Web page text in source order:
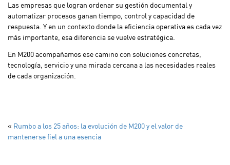
Las empresas que logran ordenar su gestión documental y
automatizar procesos ganan tiempo, control y capacidad de
respuesta. Y en un contexto donde la eficiencia operativa es cada vez
más importante, esa diferencia se vuelve estratégica.
En M200 acompañamos ese camino con soluciones concretas,
tecnología, servicio y una mirada cercana a las necesidades reales
de cada organización.
« Rumbo a los 25 años: la evolución de M200 y el valor de
mantenerse fiel a una esencia